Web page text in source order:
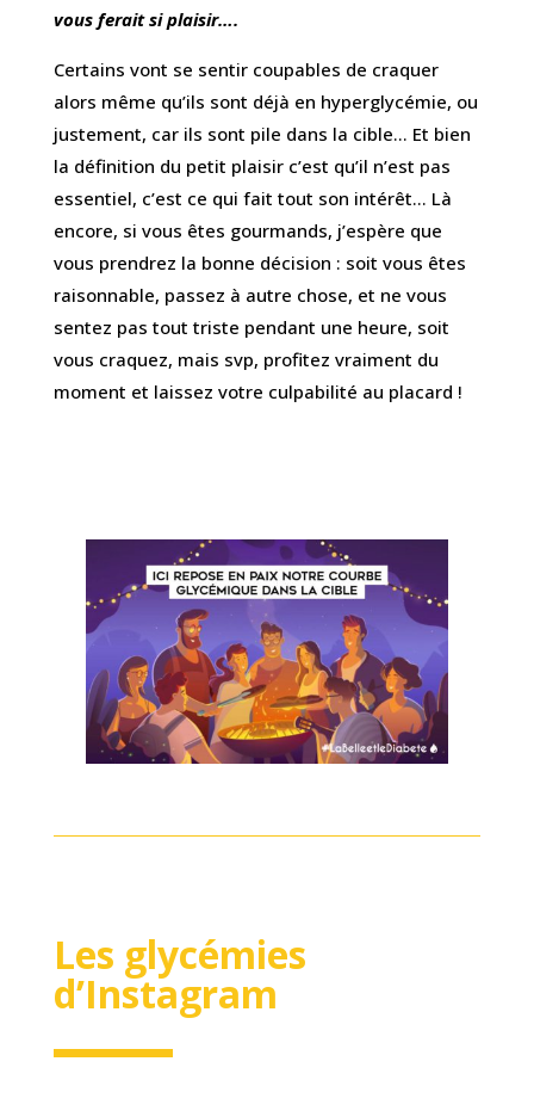
vous ferait si plaisir….
Certains vont se sentir coupables de craquer
alors même qu’ils sont déjà en hyperglycémie, ou
justement, car ils sont pile dans la cible… Et bien
la définition du petit plaisir c’est qu’il n’est pas
essentiel, c’est ce qui fait tout son intérêt… Là
encore, si vous êtes gourmands, j’espère que
vous prendrez la bonne décision : soit vous êtes
raisonnable, passez à autre chose, et ne vous
sentez pas tout triste pendant une heure, soit
vous craquez, mais svp, profitez vraiment du
moment et laissez votre culpabilité au placard !
Les glycémies
d’Instagram